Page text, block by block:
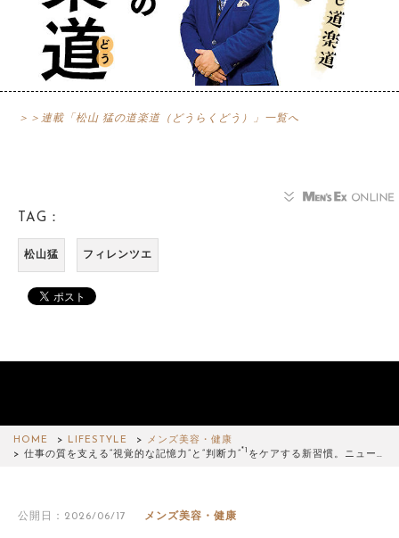
＞＞連載「松山 猛の道楽道（どうらくどう）」一覧へ
TAG：
松山猛 フィレンツエ
HOME LIFESTYLE
メンズ美容・健康
仕事の質を支える“視覚的な記憶力”と“判断力”*1 をケアする新習慣。ニュー…
公開日：2026/06/17 メンズ美容・健康